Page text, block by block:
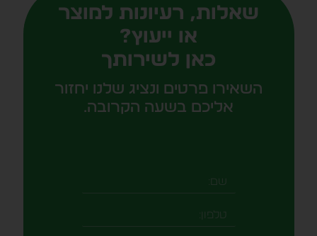
שאלות, רעיונות למוצר
או ייעוץ?
כאן לשירותך
השאירו פרטים ונציג שלנו יחזור
אליכם בשעה הקרובה.
שם
טלפון